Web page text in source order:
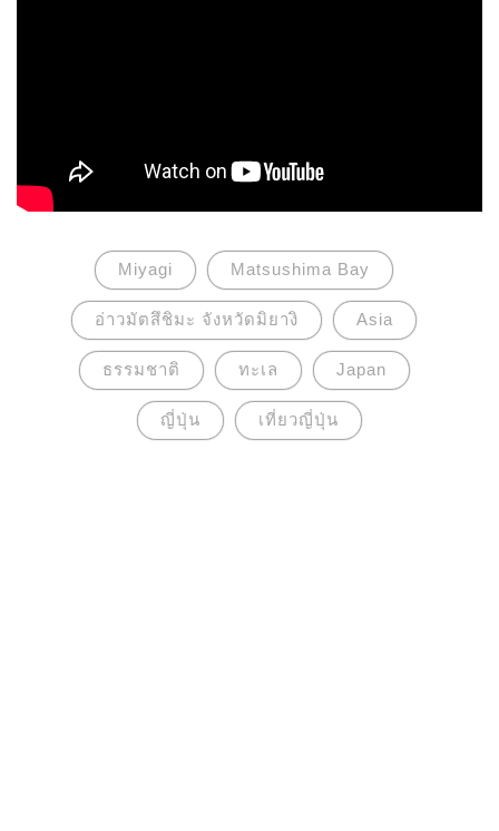
Miyagi Matsushima Bay
อ่าวมัตสึชิมะ จังหวัดมิยางิ Asia
ธรรมชาติ ทะเล Japan
ญี่ปุ่น เที่ยวญี่ปุ่น